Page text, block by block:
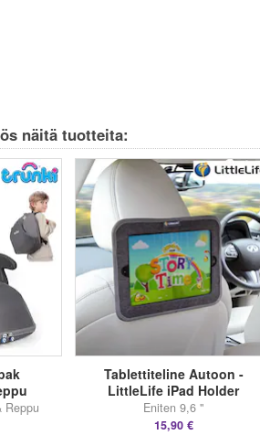
näitä tuotteita:
Reppu
Tablettiteline Autoon -
LittleLife iPad Holder
Eniten 9,6 "
15,90 €